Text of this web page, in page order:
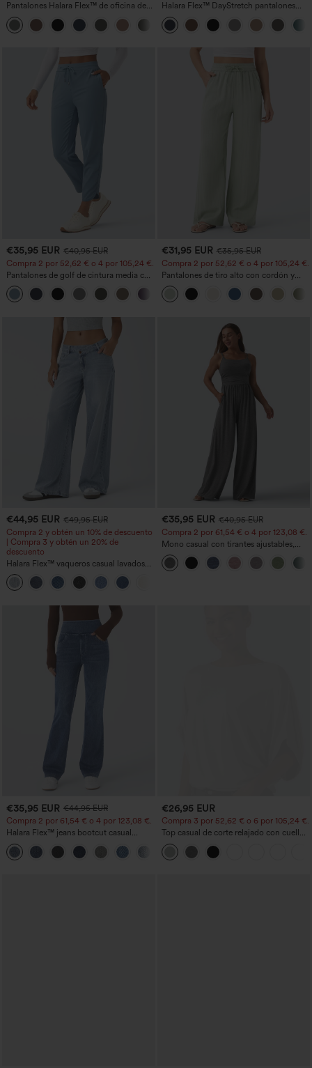
Pantalones Halara Flex™ de oficina de
tiro alto ligeramente acampanados con
bolsillos
+13
Halara Flex™ DayStretch pantalones
acampanados de trabajo de tiro medio
con bolsillo lateral con cremallera
€35,95 EUR €40,95 EUR
Compra 2 por 52,62 € o 4 por 105,24 €.
Pantalones de golf de cintura media con
cordón, dobladillo curvo, secado rápido,
de corte cónico y con bolsillos - UPF40+
€31,95 EUR €35,95 EUR
Compra 2 por 52,62 € o 4 por 105,24 €.
Pantalones de tiro alto con cordón y
bolsillos, pernera ancha, holgados y de
estilo casual con tacto de lino.
€44,95 EUR €49,95 EUR
Compra 2 y obtén un 10% de descuento
| Compra 3 y obtén un 20% de
descuento
Halara Flex™ vaqueros casual lavados
asimétricos de tiro bajo con bolsillos
con cremallera, corte baggy y pierna
ancha
€35,95 EUR €40,95 EUR
Compra 2 por 61,54 € o 4 por 123,08 €.
Mono casual con tirantes ajustables,
fruncidos, pierna ancha, tejido jaspeado
y bolsillos - Easy Peezy
€35,95 EUR €44,95 EUR
Compra 2 por 61,54 € o 4 por 123,08 €.
Halara Flex™ jeans bootcut casual
lavados, de talle alto y con bolsillos
+5
€26,95 EUR
Compra 3 por 52,62 € o 6 por 105,24 €.
Top casual de corte relajado con cuello
redondo y mangas murciélago.